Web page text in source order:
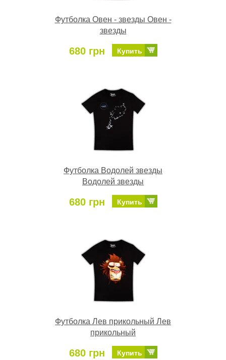
Футболка Овен - звезды Овен -
звезды
680 грн Купить
Футболка Водолей звезды
Водолей звезды
680 грн Купить
Футболка Лев прикольный Лев
прикольный
680 грн Купить